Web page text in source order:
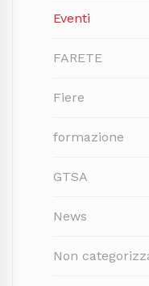
Eventi
FARETE
Fiere
formazione
GTSA
News
Non